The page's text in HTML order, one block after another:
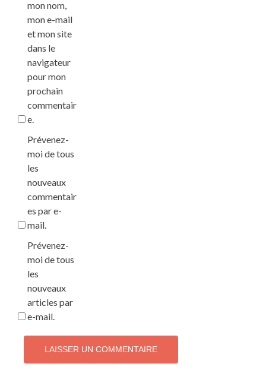
mon nom,
mon e-mail
et mon site
dans le
navigateur
pour mon
prochain
commentair
e.
Prévenez-
moi de tous
les
nouveaux
commentair
es par e-
mail.
Prévenez-
moi de tous
les
nouveaux
articles par
e-mail.